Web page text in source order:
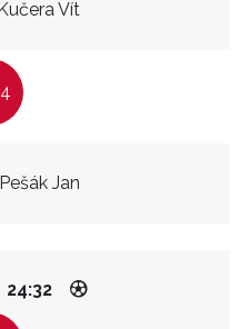
Vít
Pešák Jan
24:32